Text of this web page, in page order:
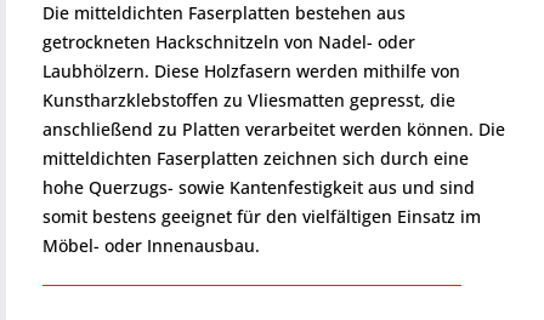
Die mitteldichten Faserplatten bestehen aus
getrockneten Hackschnitzeln von Nadel- oder
Laubhölzern. Diese Holzfasern werden mithilfe von
Kunstharzklebstoffen zu Vliesmatten gepresst, die
anschließend zu Platten verarbeitet werden können. Die
mitteldichten Faserplatten zeichnen sich durch eine
hohe Querzugs- sowie Kantenfestigkeit aus und sind
somit bestens geeignet für den vielfältigen Einsatz im
Möbel- oder Innenausbau.